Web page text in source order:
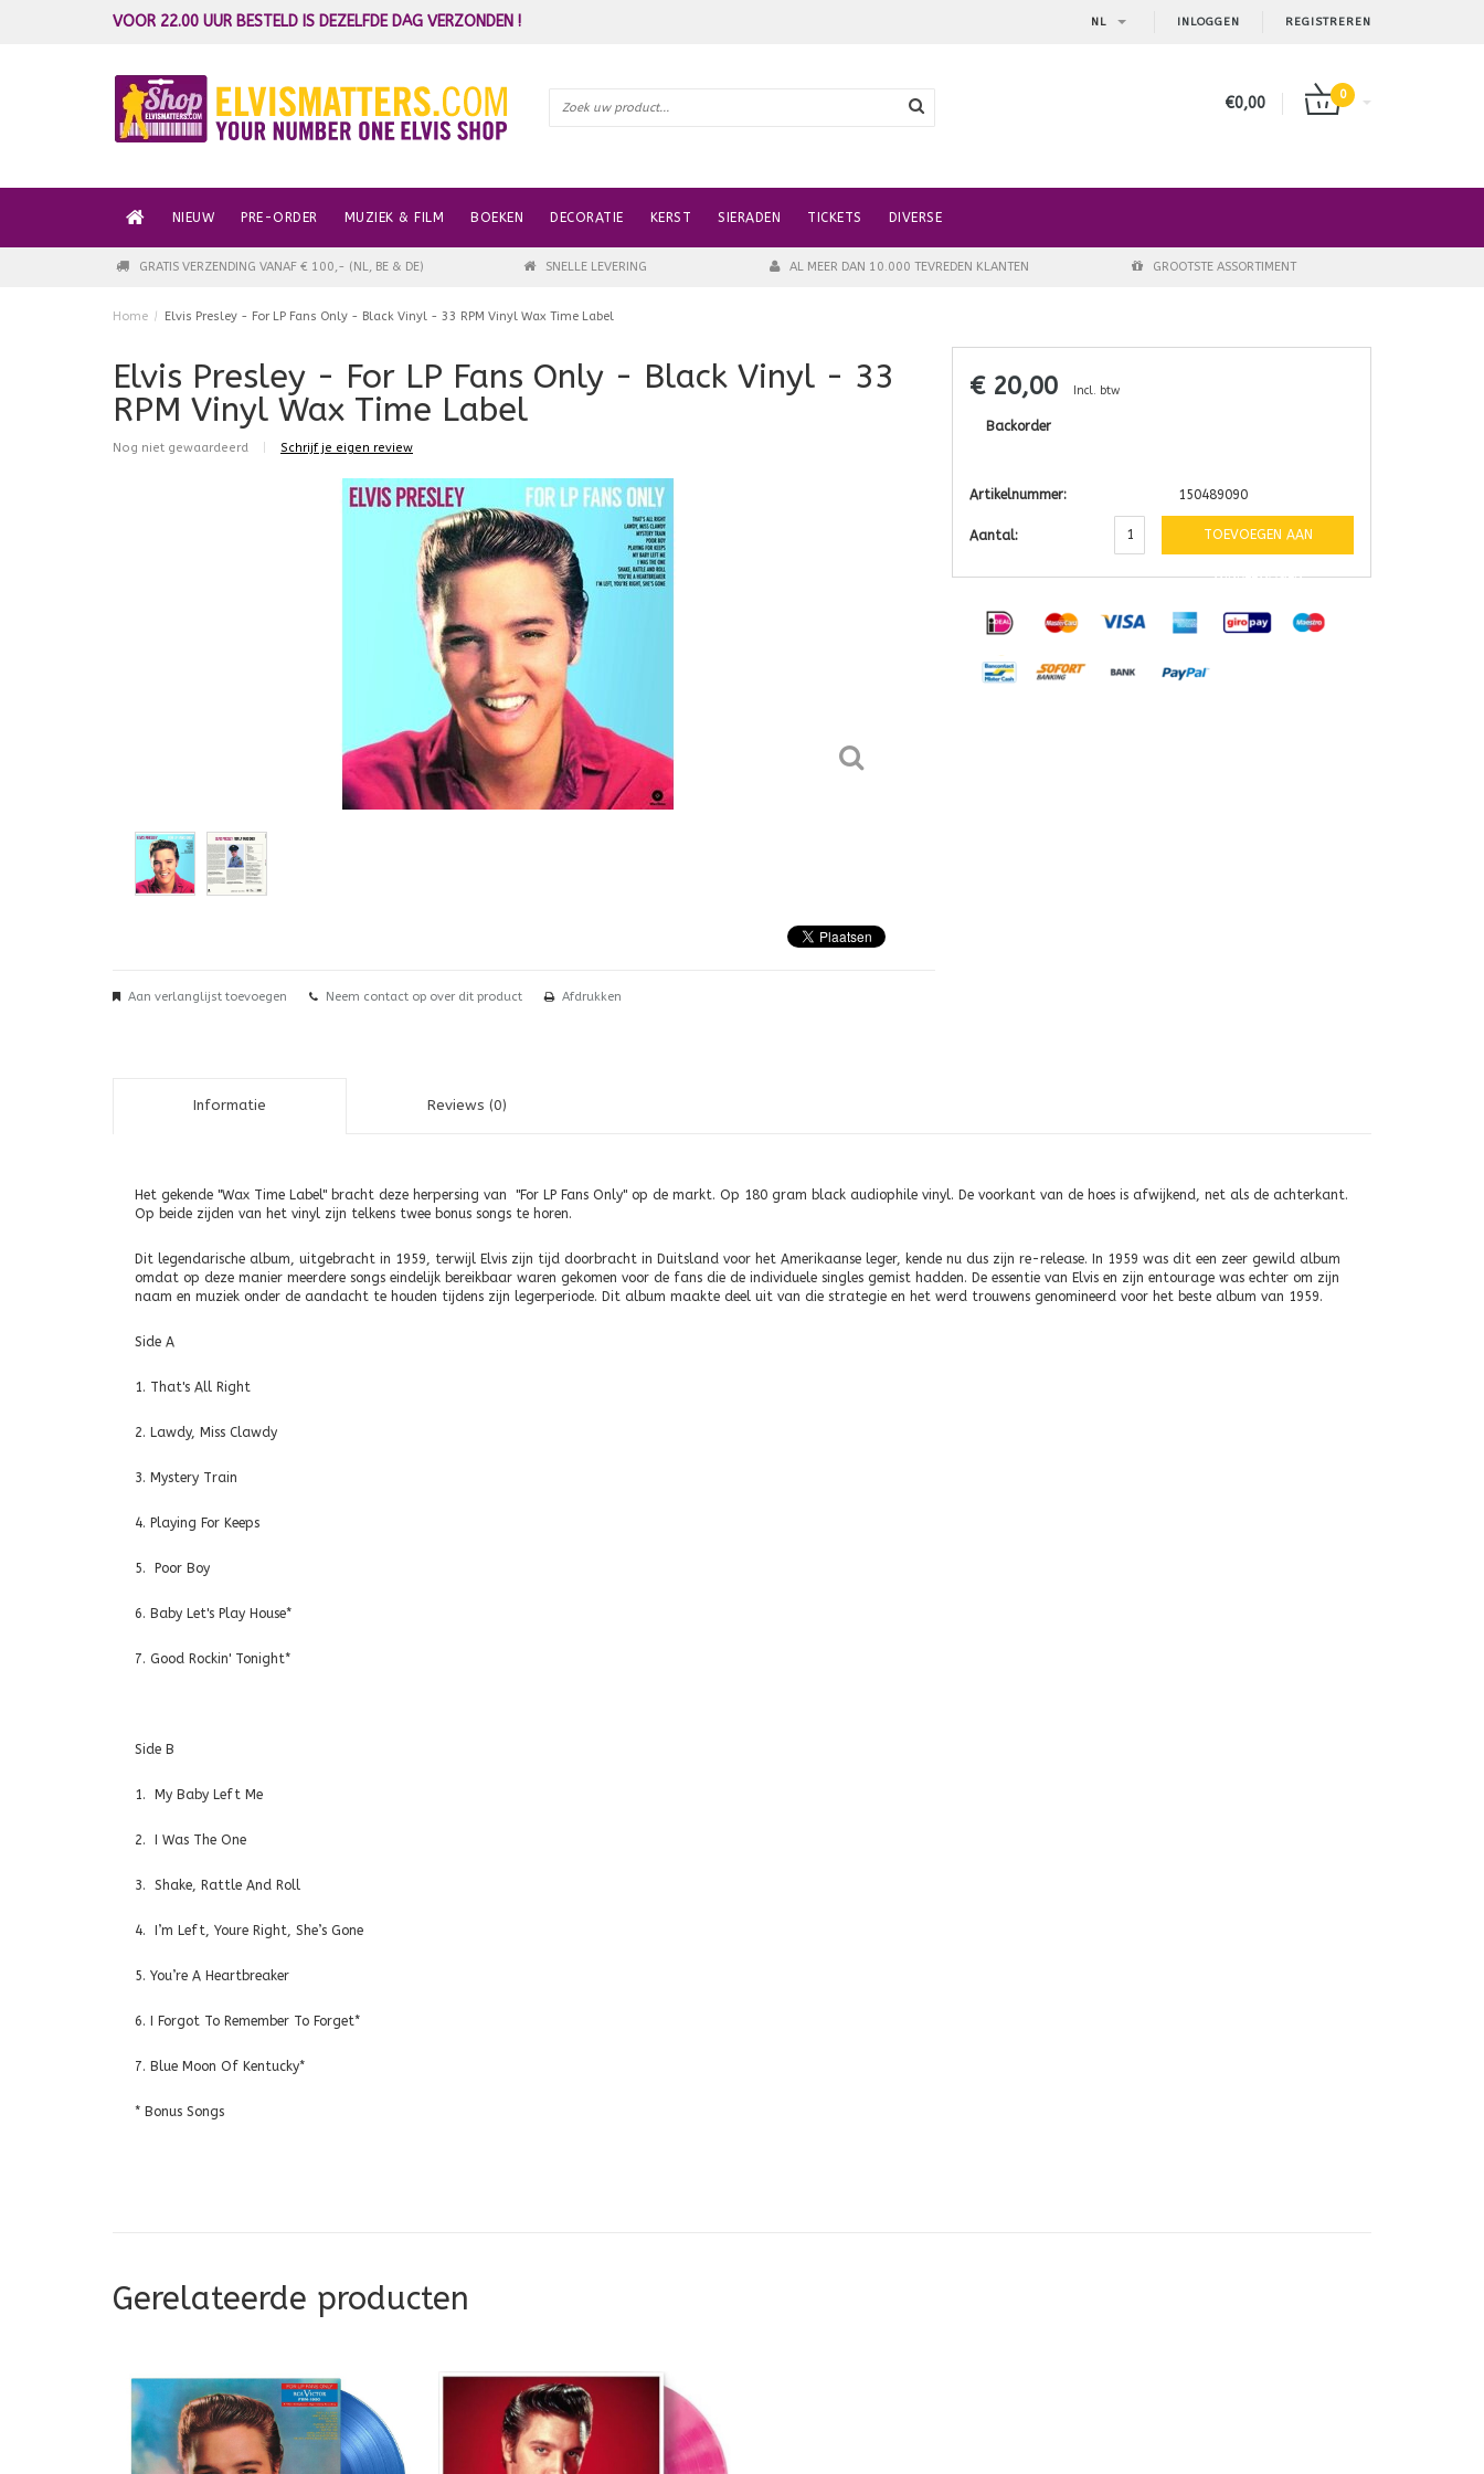
INLOGGEN REGISTREREN
NL
VOOR 22.00 UUR BESTELD IS DEZELFDE DAG VERZONDEN !
€0,00 0
NIEUW PRE-ORDER MUZIEK & FILM BOEKEN DECORATIE KERST SIERADEN TICKETS DIVERSE
GRATIS VERZENDING VANAF € 100,- (NL, BE & DE) SNELLE LEVERING AL MEER DAN 10.000 TEVREDEN KLANTEN GROOTSTE ASSORTIMENT
Home / Elvis Presley - For LP Fans Only - Black Vinyl - 33 RPM Vinyl Wax Time Label
Elvis Presley - For LP Fans Only - Black Vinyl - 33
RPM Vinyl Wax Time Label
Nog niet gewaardeerd Schrijf je eigen review
Aan verlanglijst toevoegen Neem contact op over dit product Afdrukken
€ 20,00 Incl. btw
Backorder
Artikelnummer: 150489090
Aantal: TOEVOEGEN AAN
WINKELWAGEN
Informatie Reviews (0)
Het gekende "Wax Time Label" bracht deze herpersing van "For LP Fans Only" op de markt. Op 180 gram black audiophile vinyl. De voorkant van de hoes is afwijkend, net als de achterkant.
Op beide zijden van het vinyl zijn telkens twee bonus songs te horen.
Dit legendarische album, uitgebracht in 1959, terwijl Elvis zijn tijd doorbracht in Duitsland voor het Amerikaanse leger, kende nu dus zijn re-release. In 1959 was dit een zeer gewild album
omdat op deze manier meerdere songs eindelijk bereikbaar waren gekomen voor de fans die de individuele singles gemist hadden. De essentie van Elvis en zijn entourage was echter om zijn
naam en muziek onder de aandacht te houden tijdens zijn legerperiode. Dit album maakte deel uit van die strategie en het werd trouwens genomineerd voor het beste album van 1959.
Side A
1. That's All Right
2. Lawdy, Miss Clawdy
3. Mystery Train
4. Playing For Keeps
5. Poor Boy
6. Baby Let's Play House*
7. Good Rockin' Tonight*
Side B
1. My Baby Left Me
2. I Was The One
3. Shake, Rattle And Roll
4. I’m Left, Youre Right, She’s Gone
5. You’re A Heartbreaker
6. I Forgot To Remember To Forget*
7. Blue Moon Of Kentucky*
* Bonus Songs
Gerelateerde producten